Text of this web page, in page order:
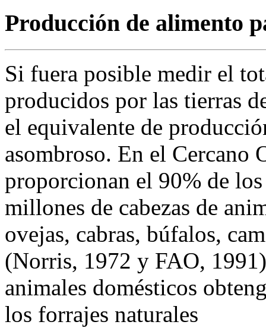
Producción de alimento
Si fuera posible medir el
producidos por las tierras
el equivalente de
asombroso. En el Cercano
proporcionan el 90% de
millones de cabezas de
ovejas, cabras, búfalos,
(Norris, 1972 y FAO,
animales domésticos
los forrajes naturales